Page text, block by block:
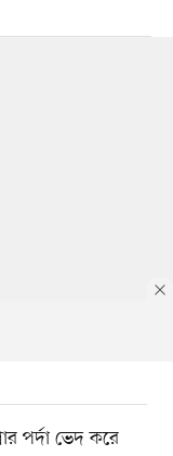
পর্দা ভেদ করে